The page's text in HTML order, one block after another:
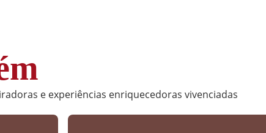
e experiências enriquecedoras vivenciadas